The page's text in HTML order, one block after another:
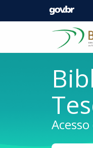
Pular para o conteúdo